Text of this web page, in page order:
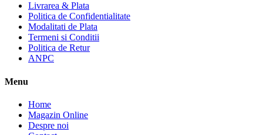
Livrarea & Plata
Politica de Confidentialitate
Modalitati de Plata
Termeni si Conditii
Politica de Retur
ANPC
Menu
Home
Magazin Online
Despre noi